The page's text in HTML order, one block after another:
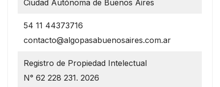
Ciudad Autónoma de Buenos Aires
54 11 44373716
contacto@algopasabuenosaires.com.ar
Registro de Propiedad Intelectual
N° 62 228 231. 2026